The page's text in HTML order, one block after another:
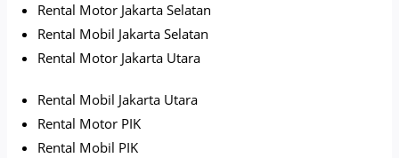
Rental Motor Jakarta Selatan
Rental Mobil Jakarta Selatan
Rental Motor Jakarta Utara
Rental Mobil Jakarta Utara
Rental Motor PIK
Rental Mobil PIK